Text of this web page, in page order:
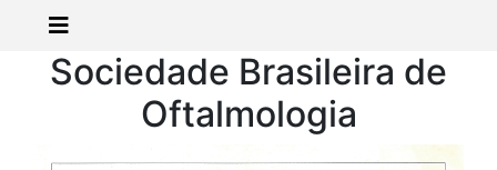
Sociedade Brasileira de
Oftalmologia